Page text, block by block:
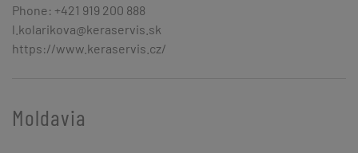
Phone: +421 919 200 888
l.kolarikova@keraservis.sk
https://www.keraservis.cz/
Moldavia